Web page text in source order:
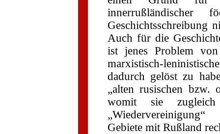
innerrußländischer
Geschichtsschreibung
Auch für die
ist jenes Problem
marxistisch-
dadurch gelöst zu
„alten rusischen bzw.
womit sie
Gebiete mit Rußland